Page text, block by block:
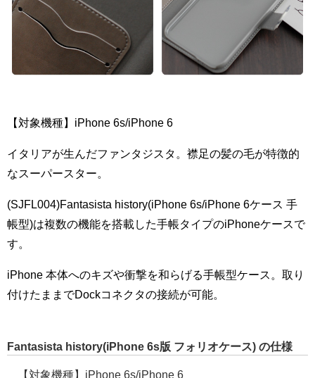
【対象機種】iPhone 6s/iPhone 6
イタリアが生んだファンタジスタ。襟足の髪の毛が特徴的
なスーパースター。
(SJFL004)Fantasista history(iPhone 6s/iPhone 6ケース 手
帳型)は複数の機能を搭載した手帳タイプのiPhoneケースで
す。
iPhone 本体へのキズや衝撃を和らげる手帳型ケース。取り
付けたままでDockコネクタの接続が可能。
Fantasista history(iPhone 6s版 フォリオケース) の仕様
【対象機種】iPhone 6s/iPhone 6